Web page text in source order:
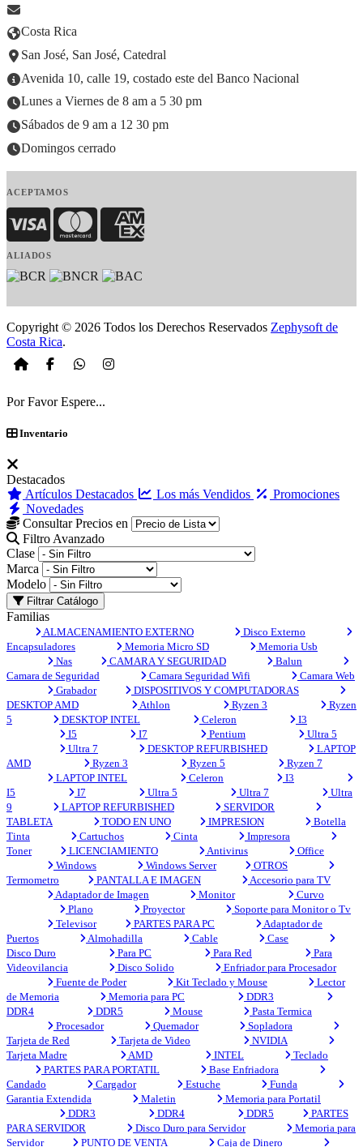
Costa Rica
San José, San José, Catedral
Avenida 10, calle 19, costado este del Banco Nacional
Lunes a Viernes de 8 am a 5 30 pm
Sábados de 9 am a 12 30 pm
Domingos cerrado
ACEPTAMOS
Visa MasterCardAmerican Express
ALIADOS
Copyright © 2026 Todos los Derechos Reservados Zephysoft de
Costa Rica.
Por Favor Espere...
Inventario
Destacados
Artículos Destacados
Los más Vendidos
Promociones
Novedades
Consultar Precios en
Filtro Avanzado
Clase
Marca
Modelo
Filtrar Catálogo
Familias
ALMACENAMIENTO EXTERNO
Disco Externo
Encapsuladores
Memoria Micro SD
Memoria Usb
Nas
CAMARA Y SEGURIDAD
Balun
Camara de Seguridad
Camara Seguridad Wifi
Camara Web
Grabador
DISPOSITIVOS Y COMPUTADORAS
DESKTOP AMD
Athlon Ryzen 3
Ryzen
5
DESKTOP INTEL Celeron
I3
I5
I7 Pentium
Ultra 5
Ultra 7
DESKTOP REFURBISHED
LAPTOP
AMD
Ryzen 3 Ryzen 5
Ryzen 7
LAPTOP INTEL
Celeron
I3
I5
I7 Ultra 5 Ultra 7
Ultra
9
LAPTOP REFURBISHED
SERVIDOR
TABLETA
TODO EN UNO IMPRESION
Botella
Tinta
Cartuchos Cinta
Impresora
Toner
LICENCIAMIENTO Antivirus
Office
Windows
Windows Server
OTROS
Termometro
PANTALLA E IMAGEN
Accesorio para TV
Adaptador de Imagen
Monitor
Curvo
Plano
Proyector
Soporte para Monitor o Tv
Televisor
PARTES PARA PC
Adaptador de
Puertos
Almohadilla Cable
Case
Disco Duro
Para PC Para Red
Para
Videovilancia
Disco Solido
Enfriador para Procesador
Fuente de Poder
Kit Teclado y Mouse
Lector
de Memoria
Memoria para PC
DDR3
DDR4
DDR5 Mouse
Pasta Termica
Procesador
Quemador
Sopladora
Tarjeta de Red
Tarjeta de Video
NVIDIA
Tarjeta Madre
AMD INTEL
Teclado
PARTES PARA PORTATIL
Base Enfriadora
Candado
Cargador Estuche
Funda
Garantia Extendida
Maletin
Memoria para Portatil
DDR3
DDR4 DDR5
PARTES
PARA SERVIDOR
Disco Duro para Servidor
Memoria para
Servidor
PUNTO DE VENTA Caja de Dinero